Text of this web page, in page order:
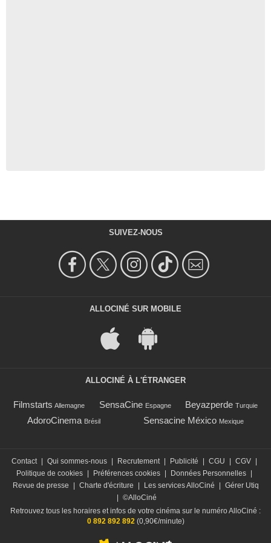
SUIVEZ-NOUS
ALLOCINÉ SUR MOBILE
ALLOCINÉ À L'ÉTRANGER
Filmstarts Allemagne SensaCine Espagne Beyazperde Turquie
AdoroCinema Brésil Sensacine México Mexique
Contact | Qui sommes-nous | Recrutement | Publicité | CGU | CGV |
Politique de cookies | Préférences cookies | Données Personnelles |
Revue de presse
| Charte d'écriture | Les services AlloCiné | Gérer Utiq
| ©AlloCiné
Retrouvez tous les horaires et infos de votre cinéma sur le numéro AlloCiné :
0 892 892 892 (0,90€/minute)